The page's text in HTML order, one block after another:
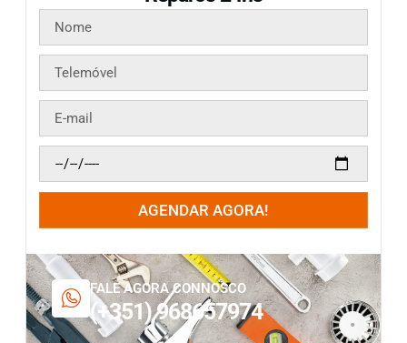
AGENDAR AGORA!
FALE AGORA CONNOSCO
(+351) 968657974